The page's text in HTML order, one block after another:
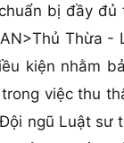
bị đầy
Thừa
kiện nhằm
việc thu
ngũ Luật